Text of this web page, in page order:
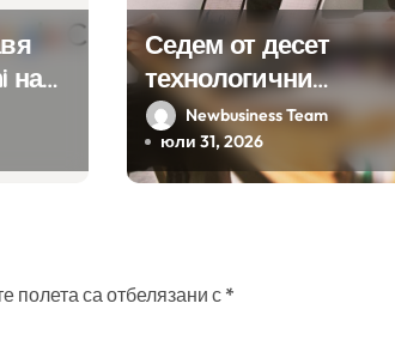
на
Седем от десет
технологични
компании у нас
предлагат хибридна
работа
Newbusiness Team
юли 31, 2026
полета са отбелязани с *